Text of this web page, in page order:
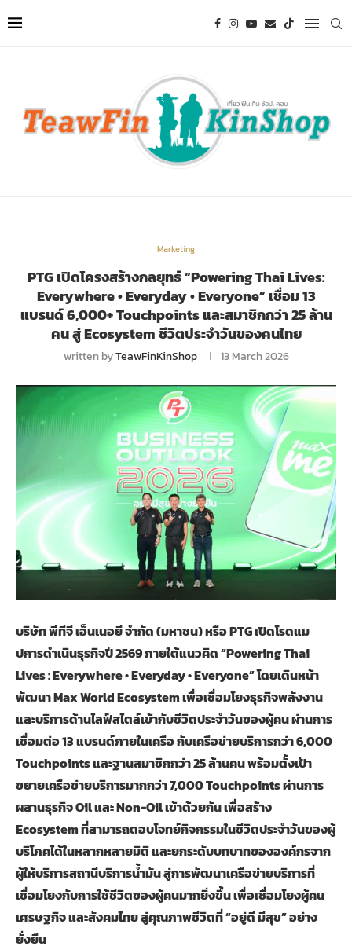
Marketing
PTG เปิดโครงสร้างกลยุทธ์ “Powering Thai Lives:
Everywhere • Everyday • Everyone” เชื่อม 13
แบรนด์ 6,000+ Touchpoints และสมาชิกกว่า 25 ล้าน
คน สู่ Ecosystem ชีวิตประจำวันของคนไทย
written byTeawFinKinShop 13 March 2026
บริษัท พีทีจี เอ็นเนอยี จำกัด (มหาชน) หรือ PTG เปิดโรดแม
ปการดำเนินธุรกิจปี 2569 ภายใต้แนวคิด “Powering Thai
Lives : Everywhere • Everyday • Everyone” โดยเดินหน้า
พัฒนา Max World Ecosystem เพื่อเชื่อมโยงธุรกิจพลังงาน
และบริการด้านไลฟ์สไตล์เข้ากับชีวิตประจำวันของผู้คน ผ่านการ
เชื่อมต่อ 13 แบรนด์ภายในเครือ กับเครือข่ายบริการกว่า 6,000
Touchpoints และฐานสมาชิกกว่า 25 ล้านคน พร้อมตั้งเป้า
ขยายเครือข่ายบริการมากกว่า 7,000 Touchpoints ผ่านการ
ผสานธุรกิจ Oil และ Non-Oil เข้าด้วยกัน เพื่อสร้าง
Ecosystem ที่สามารถตอบโจทย์กิจกรรมในชีวิตประจำวันของผู้
บริโภคได้ในหลากหลายมิติ และยกระดับบทบาทขององค์กรจาก
ผู้ให้บริการสถานีบริการน้ำมัน สู่การพัฒนาเครือข่ายบริการที่
เชื่อมโยงกับการใช้ชีวิตของผู้คนมากยิ่งขึ้น เพื่อเชื่อมโยงผู้คน
เศรษฐกิจ และสังคมไทย สู่คุณภาพชีวิตที่ “อยู่ดี มีสุข” อย่าง
ยั่งยืน